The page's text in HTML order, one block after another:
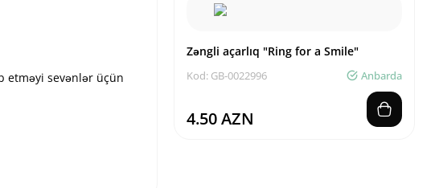
etməyi sevənlər üçün
Zəngli açarlıq "Ring for a Smile"
Kod: GB-0022996 Anbarda
4.50 AZN